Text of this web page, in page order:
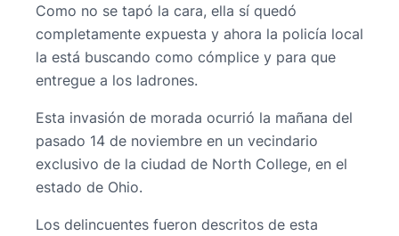
Como no se tapó la cara, ella sí quedó
completamente expuesta y ahora la policía local
la está buscando como cómplice y para que
entregue a los ladrones.
Esta invasión de morada ocurrió la mañana del
pasado 14 de noviembre en un vecindario
exclusivo de la ciudad de North College, en el
estado de Ohio.
Los delincuentes fueron descritos de esta